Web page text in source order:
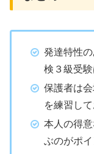
発達特性
検３級受
保護者は
を練習し
本人の得
ぶのがポイ